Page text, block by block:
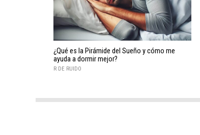
¿Qué es la Pirámide del Sueño y cómo me
ayuda a dormir mejor?
R DE RUIDO